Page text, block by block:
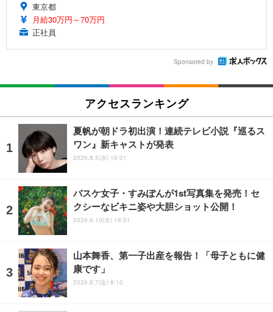
東京都
月給30万円～70万円
正社員
Sponsored by
アクセスランキング
夏帆が朝ドラ初出演！連続テレビ小説『巡るス
ワン』新キャストが発表
2026.8.5(水) 16:01
バスケ女子・すみぽんが1st写真集を発売！セ
クシーなビキニ姿や大胆ショット公開！
2026.6.10(水) 18:01
山本舞香、第一子出産を報告！「母子ともに健
康です」
2026.8.7(金) 8:10